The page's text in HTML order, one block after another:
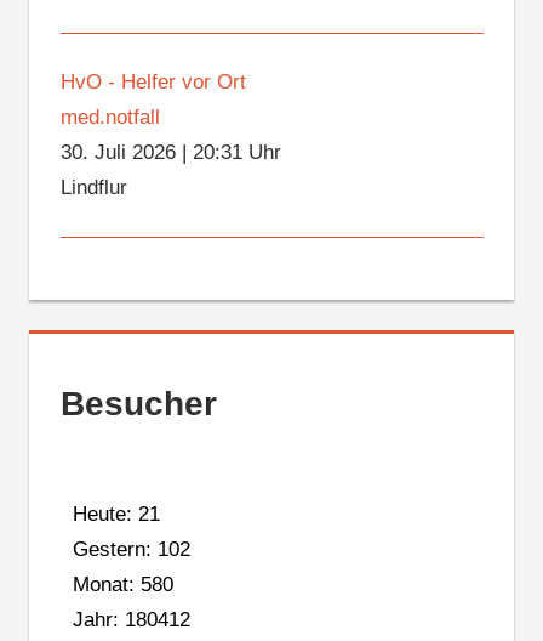
HvO - Helfer vor Ort
med.notfall
30. Juli 2026| 20:31 Uhr
Lindflur
Besucher
Heute: 21
Gestern: 102
Monat: 580
Jahr: 180412